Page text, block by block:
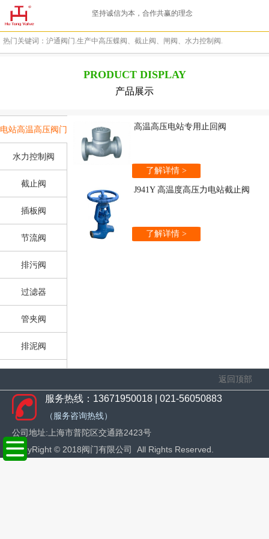
坚持诚信为本，合作共赢的理念
热门关键词：沪通阀门.生产中高压蝶阀、截止阀、闸阀、水力控制阀.
PRODUCT DISPLAY
产品展示
电站高温高压阀门
水力控制阀
截止阀
插板阀
节流阀
排污阀
过滤器
管夹阀
排泥阀
旋塞阀
平衡阀
减压阀
高温高压电站专用止回阀
了解详情 >
J941Y 高温度高压力电站截止阀
了解详情 >
返回顶部
服务热线：13671950018 | 021-56050883
（服务咨询热线）
公司地址:上海市普陀区交通路2423号
CopyRight © 2018阀门有限公司 All Rights Reserved.